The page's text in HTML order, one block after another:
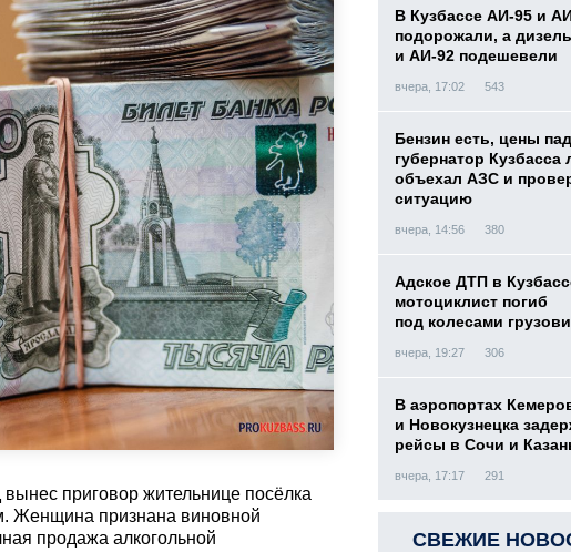
приговор жительнице посёлка
Женщина признана виновной
продажа алкогольной
В Кузбассе АИ-95 и
подорожали, а дизель
и АИ-92 подешевели
вчера, 17:02 543
Бензин есть, цены
губернатор Кузбасса
объехал АЗС и
ситуацию
вчера, 14:56 380
Адское ДТП в
мотоциклист погиб
под колесами
вчера, 19:27 306
В аэропортах
и Новокузнецка
рейсы в Сочи и
вчера, 17:17 291
СВЕЖИЕ